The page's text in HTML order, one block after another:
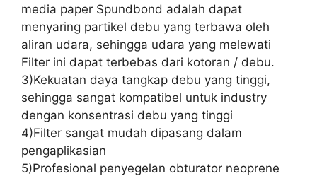
media paper Spundbond adalah dapat
menyaring partikel debu yang terbawa oleh
aliran udara, sehingga udara yang melewati
Filter ini dapat terbebas dari kotoran / debu.
3)Kekuatan daya tangkap debu yang tinggi,
sehingga sangat kompatibel untuk industry
dengan konsentrasi debu yang tinggi
4)Filter sangat mudah dipasang dalam
pengaplikasian
5)Profesional penyegelan obturator neoprene